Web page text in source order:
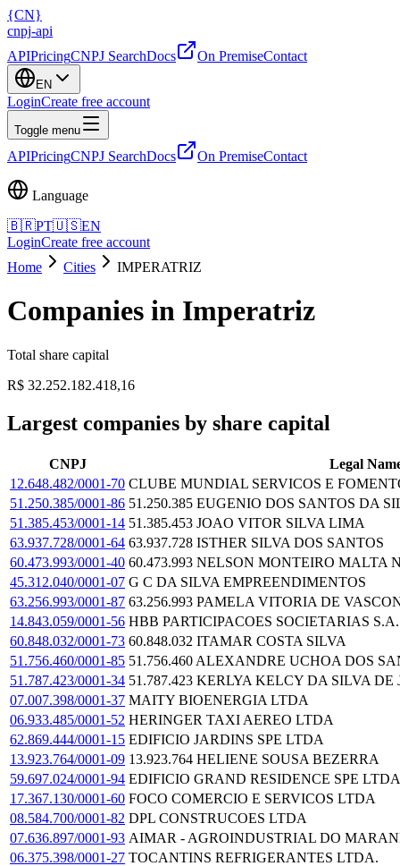
{CN}
cnpj-api
APIPricingCNPJ SearchDocs On PremiseContact
EN
LoginCreate free account
Toggle menu
APIPricingCNPJ SearchDocs On PremiseContact
Language
🇧🇷PT🇺🇸EN
LoginCreate free account
Home
Cities IMPERATRIZ
Companies in Imperatriz
Total share capital
R$ 32.252.182.418,16
Largest companies by share capital
CNPJ
Legal
12.648.482/0001-70 CLUBE MUNDIAL SERVICOS E
51.250.385/0001-86 51.250.385 EUGENIO DOS SANTOS DA
51.385.453/0001-14 51.385.453 JOAO VITOR SILVA LIMA
63.937.728/0001-64 63.937.728 ISTHER SILVA DOS SANTOS
60.473.993/0001-40 60.473.993 NELSON MONTEIRO MALTA
45.312.040/0001-07 G C DA SILVA EMPREENDIMENTOS
63.256.993/0001-87 63.256.993 PAMELA VITORIA DE
14.843.059/0001-56 HBB PARTICIPACOES SOCIETARIAS S.A.
60.848.032/0001-73 60.848.032 ITAMAR COSTA SILVA
51.756.460/0001-85 51.756.460 ALEXANDRE UCHOA DOS
51.787.423/0001-34 51.787.423 KERLYA KELCY DA SILVA DE
07.007.398/0001-37 MAITY BIOENERGIA LTDA
06.933.485/0001-52 HERINGER TAXI AEREO LTDA
62.869.444/0001-15 EDIFICIO JARDINS SPE LTDA
13.923.764/0001-09 13.923.764 HELIENE SOUSA BEZERRA
59.697.024/0001-94 EDIFICIO GRAND RESIDENCE SPE LTDA
17.367.130/0001-60 FOCO COMERCIO E SERVICOS LTDA
08.584.700/0001-82 DPL CONSTRUCOES LTDA
07.636.897/0001-93 AIMAR - AGROINDUSTRIAL DO
06.375.398/0001-27 TOCANTINS REFRIGERANTES LTDA.